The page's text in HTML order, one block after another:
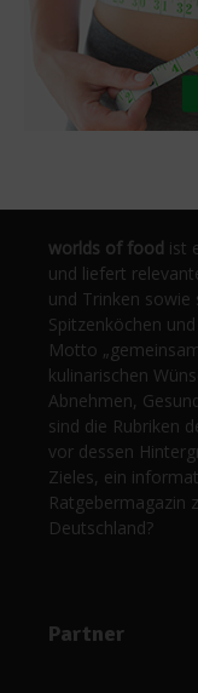
worlds of food ist
und liefert
und Trinken
Spitzenköchen
Motto
kulinarischen
Abnehmen,
sind die Rubriken
vor dessen
Zieles, ein
Ratgebermagazin
Deutschland?
Partner